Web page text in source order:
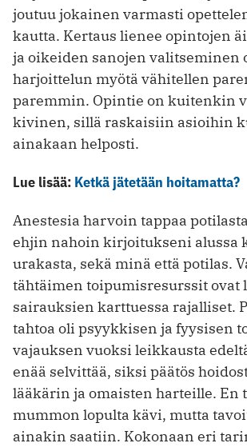
joutuu jokainen varmasti
kautta. Kertaus lienee opintojen
ja oikeiden sanojen valitseminen
harjoittelun myötä vähitellen
paremmin. Opintie on kuitenkin
kivinen, sillä raskaisiin asioihin
ainakaan helposti.
Lue lisää: Ketkä jätetään hoitamatta?
Anestesia harvoin tappaa
ehjin nahoin kirjoitukseni alussa
urakasta, sekä minä että potilas.
tähtäimen toipumisresurssit ovat
sairauksien karttuessa rajalliset.
tahtoa oli psyykkisen ja fyysisen
vajauksen vuoksi leikkausta
enää selvittää, siksi päätös
lääkärin ja omaisten harteille. En
mummon lopulta kävi, mutta
ainakin saatiin. Kokonaan eri